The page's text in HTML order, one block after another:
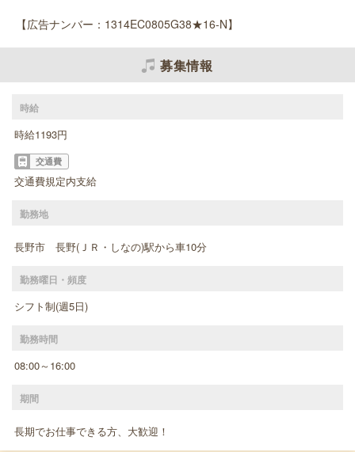
【広告ナンバー：1314EC0805G38★16-N】
募集情報
時給
時給1193円
交通費
交通費規定内支給
勤務地
長野市 長野(ＪＲ・しなの)駅から車10分
勤務曜日・頻度
シフト制(週5日)
勤務時間
08:00～16:00
期間
長期でお仕事できる方、大歓迎！